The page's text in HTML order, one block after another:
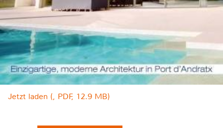
Jetzt laden (, PDF, 12.9 MB)